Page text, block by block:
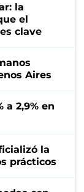
la
el
clave
Aires
a 2,9% en
la
prácticos